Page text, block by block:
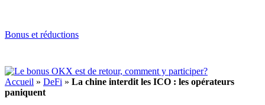
Bonus et réductions
Accueil » DeFi » La chine interdit les ICO : les opérateurs
paniquent